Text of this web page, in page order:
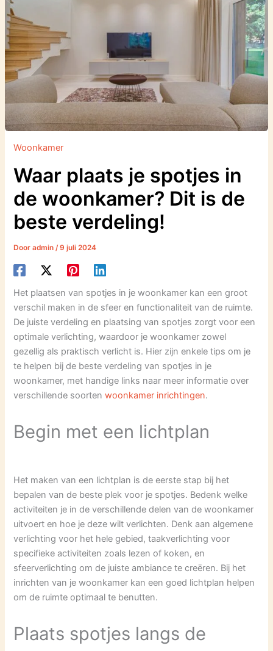
Woonkamer
Waar plaats je spotjes in
de woonkamer? Dit is de
beste verdeling!
Dooradmin /9 juli 2024
Het plaatsen van spotjes in je woonkamer kan een groot
verschil maken in de sfeer en functionaliteit van de ruimte.
De juiste verdeling en plaatsing van spotjes zorgt voor een
optimale verlichting, waardoor je woonkamer zowel
gezellig als praktisch verlicht is. Hier zijn enkele tips om je
te helpen bij de beste verdeling van spotjes in je
woonkamer, met handige links naar meer informatie over
verschillende soortenwoonkamer inrichtingen.
Begin met een lichtplan
Het maken van een lichtplan is de eerste stap bij het
bepalen van de beste plek voor je spotjes. Bedenk welke
activiteiten je in de verschillende delen van de woonkamer
uitvoert en hoe je deze wilt verlichten. Denk aan algemene
verlichting voor het hele gebied, taakverlichting voor
specifieke activiteiten zoals lezen of koken, en
sfeerverlichting om de juiste ambiance te creëren. Bij het
inrichten van je woonkamer kan een goed lichtplan helpen
om de ruimte optimaal te benutten.
Plaats spotjes langs de